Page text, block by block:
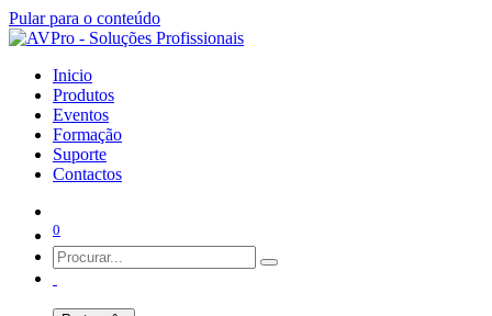
Pular para o conteúdo
Inicio
Produtos
Eventos
Formação
Suporte
Contactos
0